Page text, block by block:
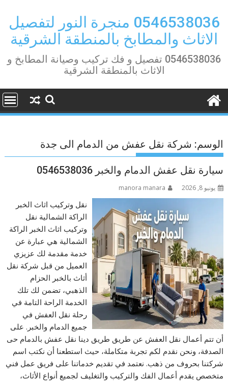
content
0546538036 منجرة النور لتفصيل
الاثاث والمطابخ بالمنطقة الشرقية
0546538036 تفصيل و فك تركيب وصيانة المطابخ و
الاثاث بالمنطقة الشرقية
الوسم: شركة نقل عفش من الدمام الى جدة
سيارة نقل عفش الدمام والخبر 0546538036
يونيو 8, 2026 manora manara
نقل وتركيب اثاث الخبر
الراكة الشمالية نقل
وتركيب اثاث الخبر الراكة
الشمالية هي عبارة عن
خدمة مقدمة لك عزيزي
العميل من قبل شركة نقل
أثاث بالخبر الحزام
الذهبي، تضمن لك تلك
الخدمة الراحة التامة في
رحلة نقل العفش في
جميع الدمام والخبر. على
أن تتم أعمال نقل العفش عن طريق طريق دينا نقل عفش بالدمام حى
الصدفة، ونحن نقدم لكم تجربة متكاملة، حيث استطعنا أن نكتب اسم
شركتنا بحروف من ذهب. نعتمد في تقديم خدماتنا على فريق عمل فني
متخصص يقدم أعمال الفك والتركيب والتغليف لجميع أنواع الأثاث،